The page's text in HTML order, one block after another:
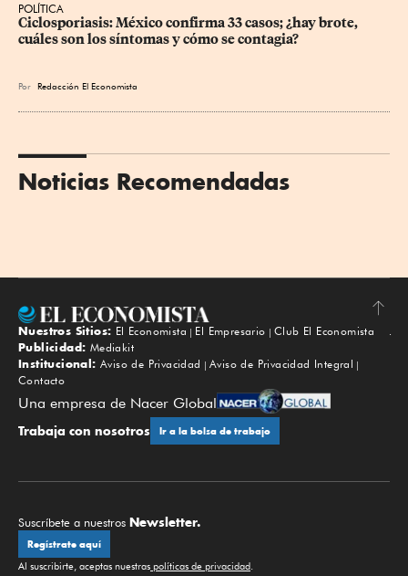
POLÍTICA
Ciclosporiasis: México confirma 33 casos; ¿hay brote,
cuáles son los síntomas y cómo se contagia?
Por Redacción El Economista
Noticias Recomendadas
Subir
Nuestros Sitios: El Economista El Empresario
Club El Economista
Publicidad: Mediakit
Institucional: Aviso de Privacidad
Aviso de Privacidad Integral
Contacto
Una empresa de Nacer Global
Trabaja con nosotros Ir a la bolsa de trabajo
Suscríbete a nuestros Newsletter.
Regístrate aquí
Al suscribirte, aceptas nuestras políticas de privacidad.